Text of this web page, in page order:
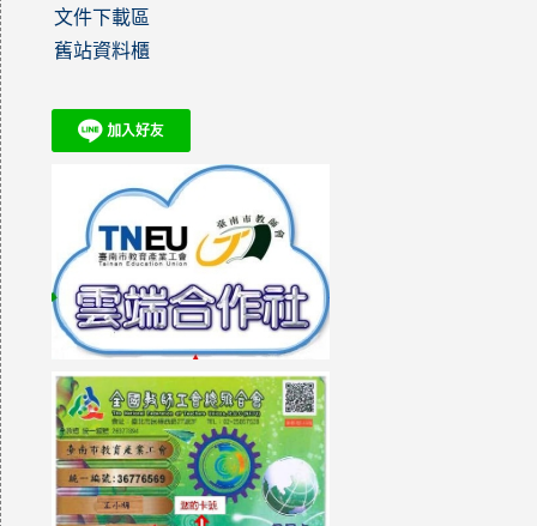
文件下載區
舊站資料櫃